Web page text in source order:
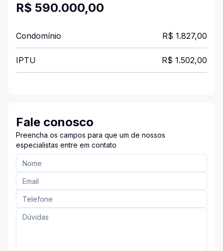
R$ 590.000,00
Condomínio R$ 1.827,00
IPTU R$ 1.502,00
Fale conosco
Preencha os campos para que um de nossos
especialistas entre em contato